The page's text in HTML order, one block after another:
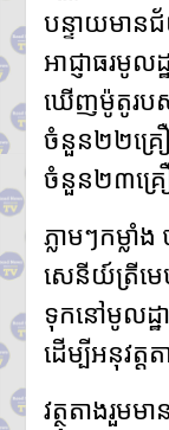
បន្ទាយមាន
អាជ្ញាធរមូល
ឃើញម៉ូតូរប
ចំនួន២២គ្រ
ចំនួន២៣គ្រ
ភ្លាមៗកម្ល
សេនីយ៍ត្រីមេ
ទុកនៅមូលដ្ឋ
ដើម្បីអនុវត្ត
វត្ថុតាងរួម